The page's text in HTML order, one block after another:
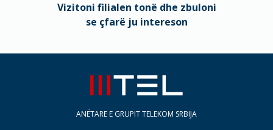
Vizitoni filialen tonë dhe zbuloni
se çfarë ju intereson
ANËTARE E GRUPIT TELEKOM SRBIJA